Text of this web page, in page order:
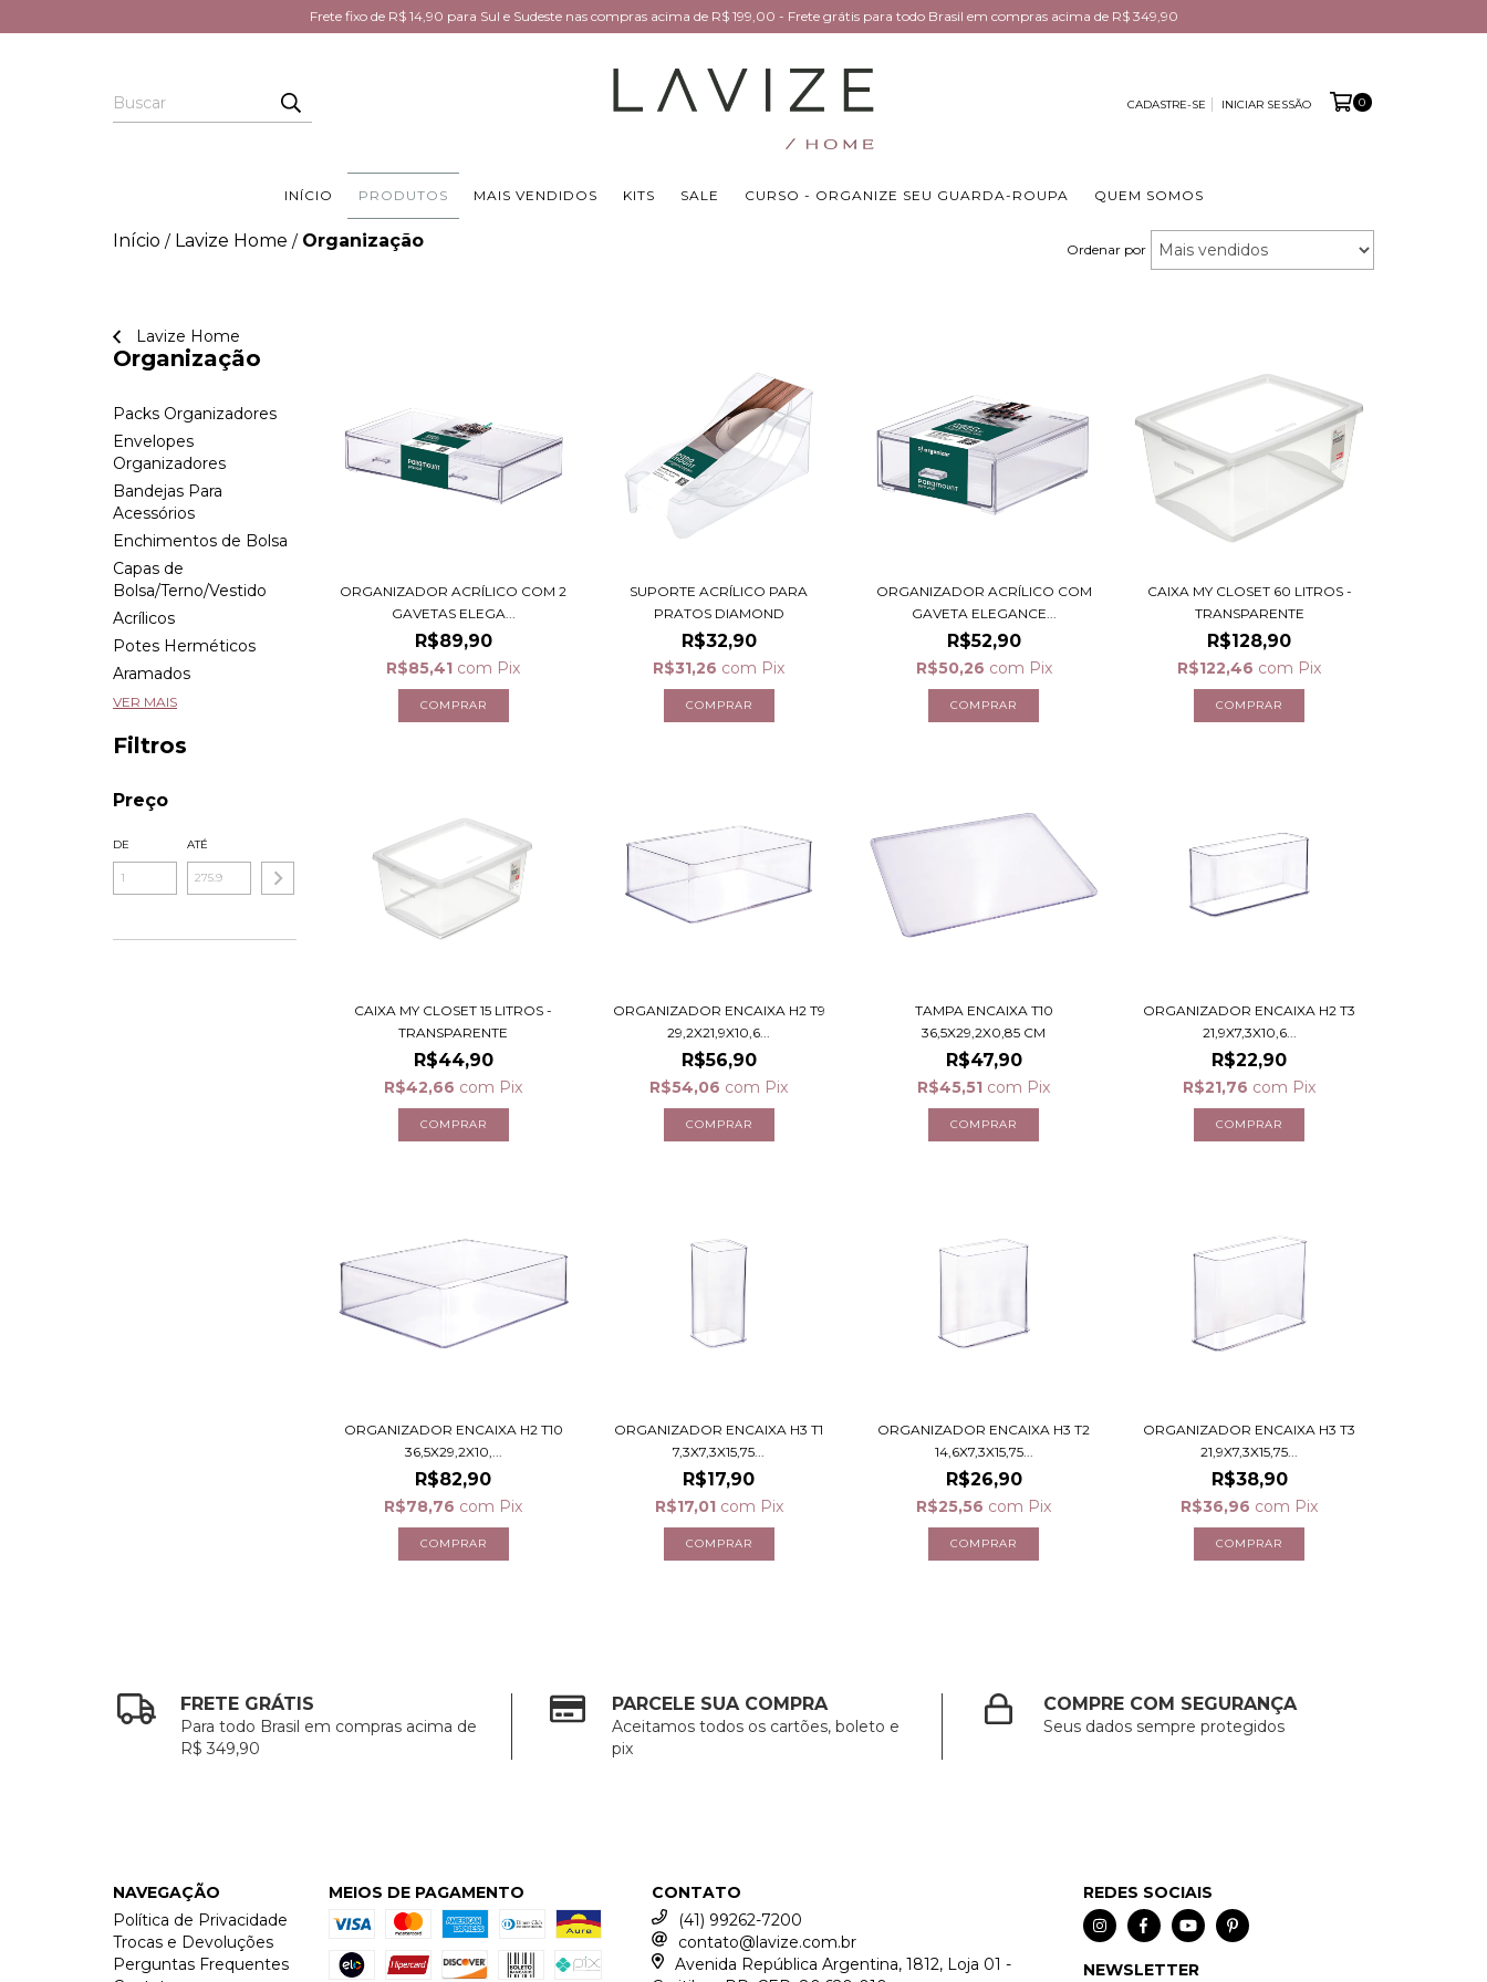
Frete fixo de R$ 14,90 para Sul e Sudeste nas compras acima de R$ 199,00 - Frete grátis para todo Brasil em compras acima de R$ 349,90
CADASTRE-SE INICIAR SESSÃO 0
INÍCIO PRODUTOS MAIS VENDIDOS KITS SALE CURSO - ORGANIZE SEU GUARDA-ROUPA QUEM SOMOS
Início / Lavize Home / Organização Ordenar por
Lavize Home
Organização
Packs Organizadores
Envelopes
Organizadores
Bandejas Para
Acessórios
Enchimentos de Bolsa
Capas de
Bolsa/Terno/Vestido
Acrílicos
Potes Herméticos
Aramados
VER MAIS
Filtros
Preço
DE ATÉ
ORGANIZADOR ACRÍLICO COM 2
GAVETAS ELEGA...
R$89,90
R$85,41 com Pix
SUPORTE ACRÍLICO PARA
PRATOS DIAMOND
R$32,90
R$31,26 com Pix
ORGANIZADOR ACRÍLICO COM
GAVETA ELEGANCE...
R$52,90
R$50,26 com Pix
CAIXA MY CLOSET 60 LITROS -
TRANSPARENTE
R$128,90
R$122,46 com Pix
CAIXA MY CLOSET 15 LITROS -
TRANSPARENTE
R$44,90
R$42,66 com Pix
ORGANIZADOR ENCAIXA H2 T9
29,2X21,9X10,6...
R$56,90
R$54,06 com Pix
TAMPA ENCAIXA T10
36,5X29,2X0,85 CM
R$47,90
R$45,51 com Pix
ORGANIZADOR ENCAIXA H2 T3
21,9X7,3X10,6...
R$22,90
R$21,76 com Pix
ORGANIZADOR ENCAIXA H2 T10
36,5X29,2X10,...
R$82,90
R$78,76 com Pix
ORGANIZADOR ENCAIXA H3 T1
7,3X7,3X15,75...
R$17,90
R$17,01 com Pix
ORGANIZADOR ENCAIXA H3 T2
14,6X7,3X15,75...
R$26,90
R$25,56 com Pix
ORGANIZADOR ENCAIXA H3 T3
21,9X7,3X15,75...
R$38,90
R$36,96 com Pix
FRETE GRÁTIS
Para todo Brasil em compras acima de
R$ 349,90
PARCELE SUA COMPRA
Aceitamos todos os cartões, boleto e
pix
COMPRE COM SEGURANÇA
Seus dados sempre protegidos
NAVEGAÇÃO
Política de Privacidade
Trocas e Devoluções
Perguntas Frequentes
MEIOS DE PAGAMENTO
CONTATO
(41) 99262-7200
contato@lavize.com.br
Avenida República Argentina, 1812, Loja 01 -
REDES SOCIAIS
NEWSLETTER